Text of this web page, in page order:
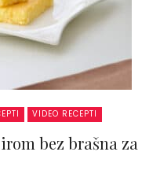
VIDEO RECEPTI
bez brašna za